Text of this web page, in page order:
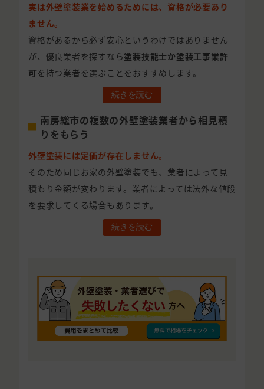
実は外壁塗装業を始めるためには、資格が必要あり
ません。
資格があるから必ず安心というわけではありません
が、優良業者を探すなら塗装技能士か塗装工事業許
可 を持つ業者を選ぶことをおすすめします。
続きを読む
南房総市の複数の外壁塗装業者から相見積
りをもらう
外壁塗装には定価が存在しません。
そのため同じお家の外壁塗装でも、業者によって見
積もり金額が変わります。業者によっては法外な値段
を要求してくる場合もあります。
続きを読む